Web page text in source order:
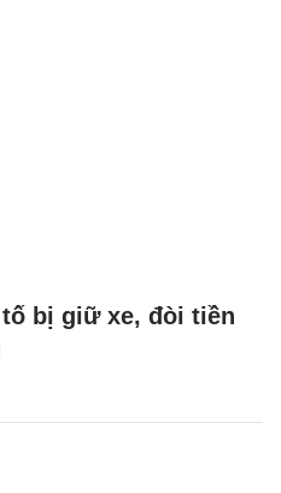
bị giữ xe, đòi tiền